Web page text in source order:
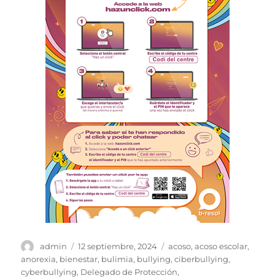
Autor
admin
Publicado
el
12 septiembre, 2024 Etiquetas
acoso,acoso escolar,
anorexia, bienestar, bulimia, bullying,ciberbullying,
cyberbullying, Delegado de Protección,